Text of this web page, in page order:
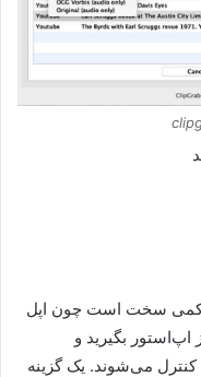
کمی سخت است چون اپل
اپ‌استور بگیرید و
کنترل می‌شوند. یک گزینه